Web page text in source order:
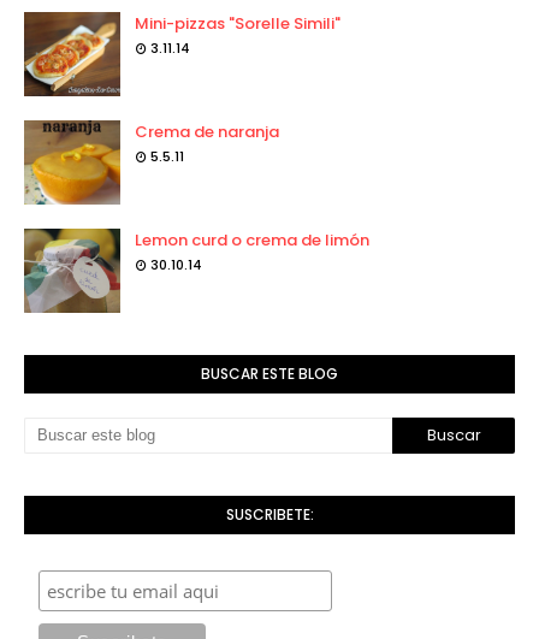
Mini-pizzas "Sorelle Simili"
3.11.14
Crema de naranja
5.5.11
Lemon curd o crema de limón
30.10.14
BUSCAR ESTE BLOG
SUSCRIBETE: